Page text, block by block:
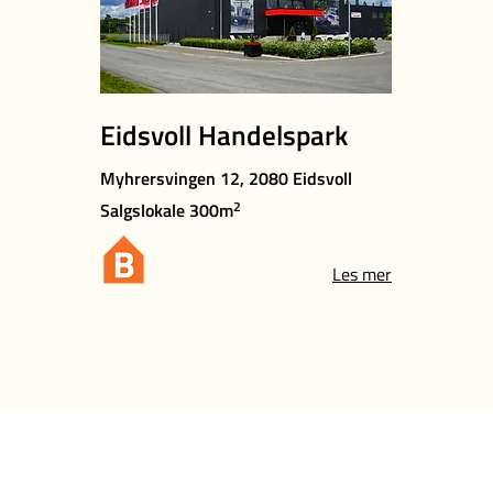
Eidsvoll Handelspark
Myhrersvingen 12, 2080 Eidsvoll
Salgslokale 300m2
Les mer